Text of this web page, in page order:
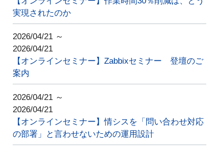
実現されたのか
2026/04/21 ～
2026/04/21
【オンラインセミナー】Zabbixセミナー 登壇のご
案内
2026/04/21 ～
2026/04/21
【オンラインセミナー】情シスを「問い合わせ対応
の部署」と言わせないための運用設計